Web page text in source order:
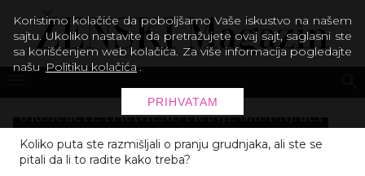
6 KORAKA ZA PRAVILNO PRANJE GRUDNJAKA
Koliko puta ste razmišljali o pranju grudnjaka, ali ste se
pitali da li to radite kako treba?
THE SHAPE OF LOVE: TEZENIS KOLEKCIJA ZA
Koristimo kolačiće da poboljšamo Vaše iskustvo na našem
sajtu. Ukoliko nastavite da pretražujete ovaj sajt, saglasni ste
sa korišćenjem web kolačića. Za više informacija pogledajte
našu Politiku kolačića .
PRIHVATAM